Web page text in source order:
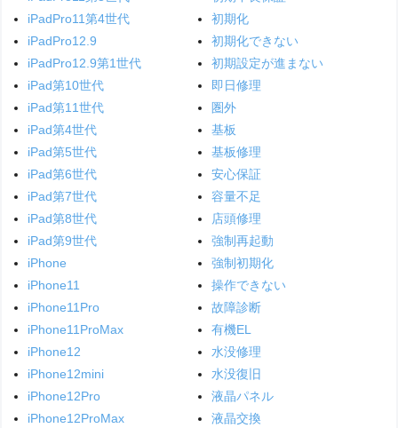
iPadPro11第4世代
iPadPro12.9
iPadPro12.9第1世代
iPad第10世代
iPad第11世代
iPad第4世代
iPad第5世代
iPad第6世代
iPad第7世代
iPad第8世代
iPad第9世代
iPhone
iPhone11
iPhone11Pro
iPhone11ProMax
iPhone12
iPhone12mini
iPhone12Pro
iPhone12ProMax
初期化
初期化できない
初期設定が進まない
即日修理
圏外
基板
基板修理
安心保証
容量不足
店頭修理
強制再起動
強制初期化
操作できない
故障診断
有機EL
水没修理
水没復旧
液晶パネル
液晶交換